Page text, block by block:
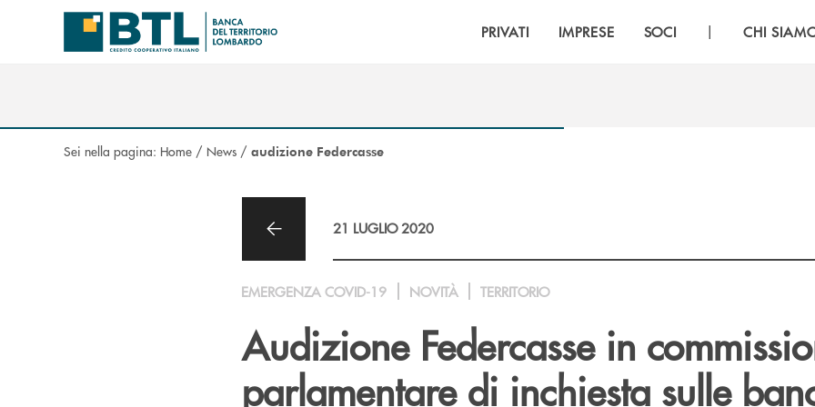
Salta al contenuto principale
PRIVATI IMPRESE SOCI | CHI
Sei nella pagina: Home / News / audizione Federcasse
21 LUGLIO 2020
EMERGENZA COVID-19 NOVITÀ TERRITORIO
Audizione Federcasse in
parlamentare di inchiesta sulle